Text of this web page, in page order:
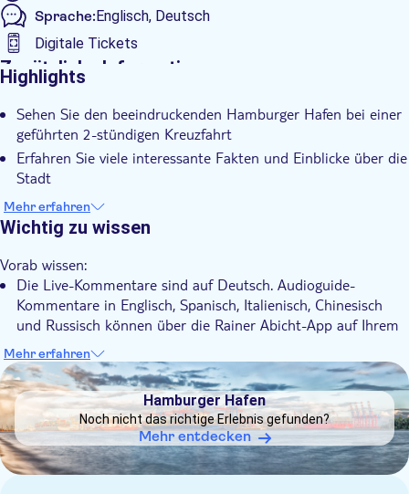
Sprache:Englisch, Deutsch
Digitale Tickets
Zusätzliche Informationen
Sofortbestätigung
Geführte Tour
Führung mit Audioguide
Digitale Buchungsbestätigung
Mit Audioguide
Haustiere erlaubt
Highlights
Sehen Sie den beeindruckenden Hamburger Hafen bei einer
geführten 2-stündigen Kreuzfahrt
Erfahren Sie viele interessante Fakten und Einblicke über die
Stadt
Genießen Sie das maritime Flair unter buntem Treiben und
bestaunen Sie die charakteristische Skyline
Mehr erfahren
Wichtig zu wissen
Vorab wissen:
Die Live-Kommentare sind auf Deutsch. Audioguide-
Kommentare in Englisch, Spanisch, Italienisch, Chinesisch
und Russisch können über die Rainer Abicht-App auf Ihrem
Mobiltelefon abgerufen werden.
Bevor Sie zur Kreuzfahrt antreten, müssen Sie die
kostenlose Rainer Abicht-App auf Ihr Handy herunterladen.
Es ist ratsam, dies mindestens zwei Stunden im Voraus zu
tun, um Zeit zu haben und eine stabile Internetverbindung
sicherzustellen.
Sitzplätze werden beim Kauf nicht zugewiesen. Sie können
Mehr erfahren
DSA1Hamburger Hafen
Hamburger Hafen
Noch nicht das richtige Erlebnis gefunden?
Mehr entdecken